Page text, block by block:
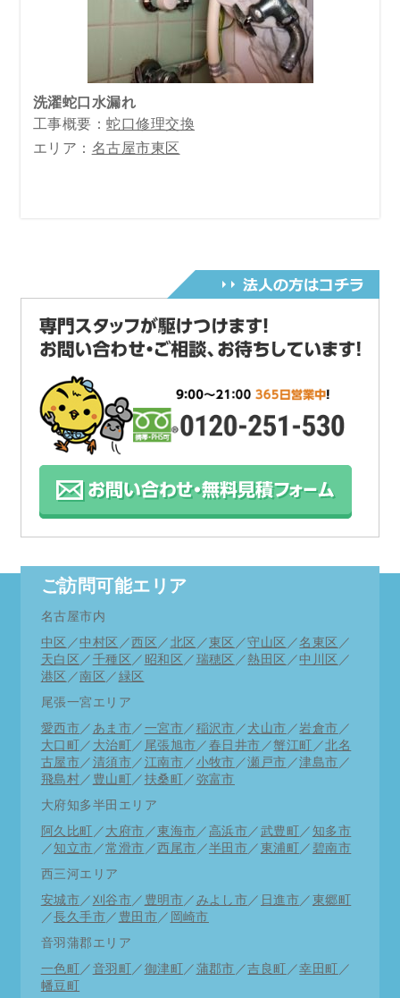
洗濯蛇口水漏れ
工事概要：蛇口修理交換
エリア： 名古屋市東区
ご訪問可能エリア
名古屋市内
中区 ／中村区 ／ 西区 ／ 北区 ／東区 ／守山区 ／名東区 ／
天白区 ／ 千種区 ／ 昭和区 ／ 瑞穂区 ／ 熱田区 ／中川区 ／
港区 ／南区 ／ 緑区
尾張一宮エリア
愛西市 ／ あま市 ／ 一宮市 ／ 稲沢市 ／ 犬山市 ／岩倉市 ／
大口町
／ 大治町 ／ 尾張旭市 ／ 春日井市 ／蟹江町 ／北名
古屋市 ／ 清須市 ／ 江南市 ／ 小牧市 ／瀬戸市 ／津島市 ／
飛島村 ／ 豊山町 ／ 扶桑町 ／ 弥富市
大府知多半田エリア
阿久比町 ／ 大府市 ／東海市 ／ 高浜市 ／ 武豊町 ／ 知多市
／知立市 ／常滑市 ／ 西尾市 ／半田市 ／ 東浦町 ／ 碧南市
西三河エリア
安城市 ／ 刈谷市 ／ 豊明市 ／ みよし市 ／ 日進市 ／ 東郷町
／長久手市 ／ 豊田市 ／ 岡崎市
音羽蒲郡エリア
一色町 ／ 音羽町 ／ 御津町 ／ 蒲郡市 ／吉良町 ／幸田町
／
幡豆町